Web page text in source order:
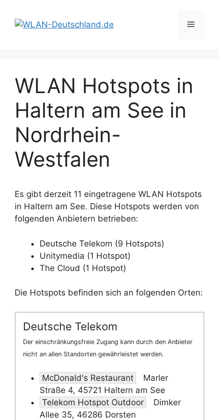
Inhalt
springen
Menü
WLAN Hotspots in
Haltern am See in
Nordrhein-
Westfalen
Es gibt derzeit 11 eingetragene WLAN Hotspots
in Haltern am See. Diese Hotspots werden von
folgenden Anbietern betrieben:
Deutsche Telekom (9 Hotspots)
Unitymedia (1 Hotspot)
The Cloud (1 Hotspot)
Die Hotspots befinden sich an folgenden Orten:
Deutsche Telekom
Der einschränkungsfreie Zugang kann durch den Anbieter
nicht an allen Standorten gewährleistet werden.
McDonald's Restaurant
Marler
Straße 4, 45721 Haltern am See
Telekom Hotspot Outdoor
Dimker
Allee 35, 46286 Dorsten